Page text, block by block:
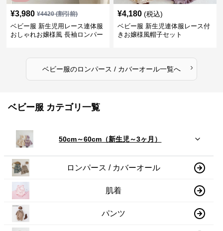
¥3,980 ¥4420(割引前)
ベビー服 新生児用レース連体服
おしゃれお嬢様風 長袖ロンパー
¥4,180 (税込)
ベビー服 新生児連体服レース付
きお嬢様風帽子セット
ベビー服のロンパース / カバーオール一覧へ ›
ベビー服 カテゴリ一覧
50cm～60cm（新生児～3ヶ月）
ロンパース / カバーオール
肌着
パンツ